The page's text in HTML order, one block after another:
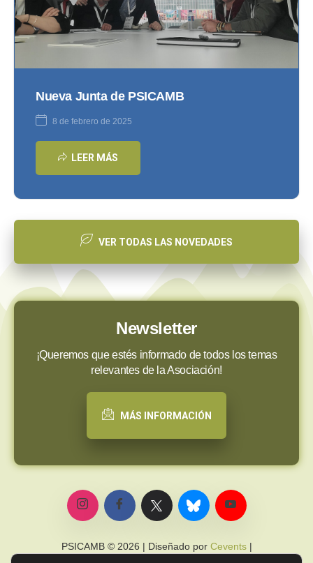
Nueva Junta de PSICAMB
8 de febrero de 2025
LEER MÁS
VER TODAS LAS NOVEDADES
Newsletter
¡Queremos que estés informado de todos los temas
relevantes de la Asociación!
MÁS INFORMACIÓN
PSICAMB © 2026 | Diseñado por Cevents|